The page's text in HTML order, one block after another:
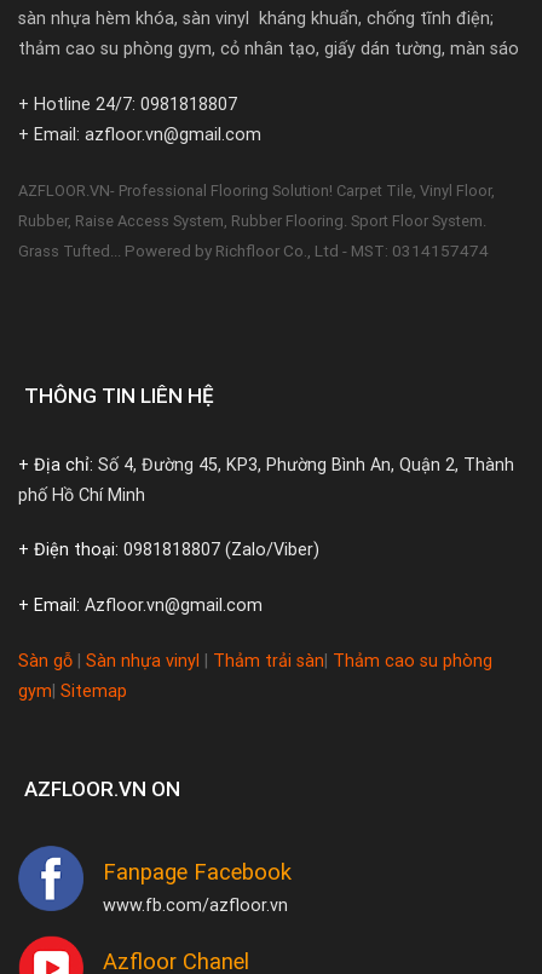
sàn nhựa hèm khóa, sàn vinyl kháng khuẩn, chống tĩnh điện;
thảm cao su phòng gym, cỏ nhân tạo, giấy dán tường, màn sáo
+ Hotline 24/7: 0981818807
+ Email: azfloor.vn@gmail.com
AZFLOOR.VN- Professional Flooring Solution! Carpet Tile, Vinyl Floor,
Rubber, Raise Access System, Rubber Flooring. Sport Floor System.
Grass Tufted... Powered by Richfloor Co., Ltd - MST: 0314157474
THÔNG TIN LIÊN HỆ
+ Địa chỉ: Số 4, Đường 45, KP3, Phường Bình An, Quận 2, Thành
phố Hồ Chí Minh
+ Điện thoại: 0981818807 (Zalo/Viber)
+ Email: Azfloor.vn@gmail.com
Sàn gỗ Sàn nhựa vinyl Thảm trải sàn Thảm cao su phòng
gym Sitemap
AZFLOOR.VN ON
Fanpage Facebook
www.fb.com/azfloor.vn
Azfloor Chanel